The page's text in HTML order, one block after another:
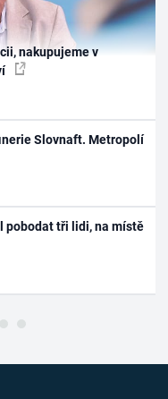
nakupujeme v
Slovnaft. Metropolí
pobodat tři lidi, na místě